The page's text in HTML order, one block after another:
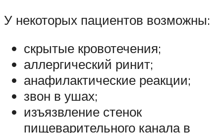
У некоторых пациентов возможны:
скрытые кровотечения;
аллергический ринит;
анафилактические реакции;
звон в ушах;
изъязвление стенок
пищеварительного канала в